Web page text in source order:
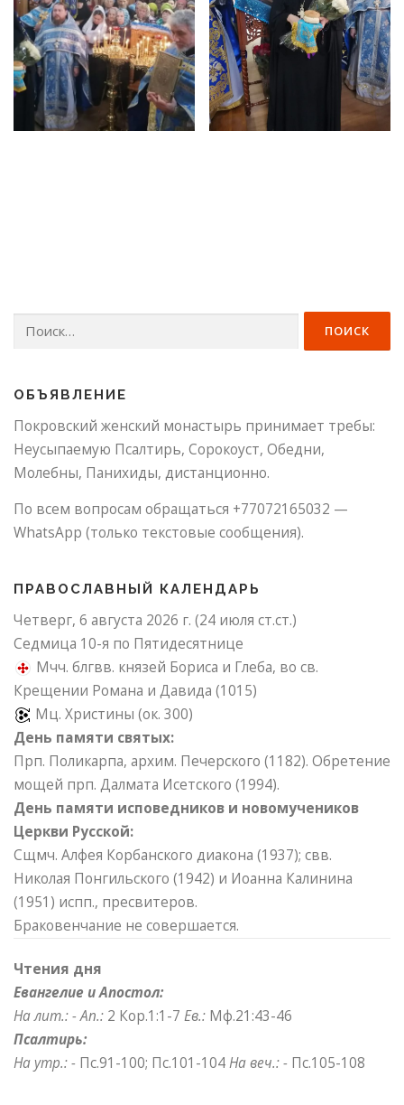
Найти:
ОБЪЯВЛЕНИЕ
Покровский женский монастырь принимает требы:
Неусыпаемую Псалтирь, Сорокоуст, Обедни,
Молебны, Панихиды, дистанционно.
По всем вопросам обращаться +77072165032 —
WhatsApp (только текстовые сообщения).
ПРАВОСЛАВНЫЙ КАЛЕНДАРЬ
Четверг, 6 августа 2026 г. (24 июля ст.ст.)
Седмица 10-я по Пятидесятнице
Мчч. блгвв. князей Бориса и Глеба, во св.
Крещении Романа и Давида (1015)
Мц. Христины (ок. 300)
День памяти святых:
Прп. Поликарпа, архим. Печерского (1182). Обретение
мощей прп. Далмата Исетского (1994).
День памяти исповедников и новомучеников
Церкви Русской:
Сщмч. Алфея Корбанского диакона (1937); свв.
Николая Понгильского (1942) и Иоанна Калинина
(1951) испп., пресвитеров.
Браковенчание не совершается.
Чтения дня
Евангелие и Апостол:
На лит.: -Ап.: 2 Кор.1:1-7 Ев.: Мф.21:43-46
Псалтирь:
На утр.: - Пс.91-100; Пс.101-104На веч.: - Пс.105-108